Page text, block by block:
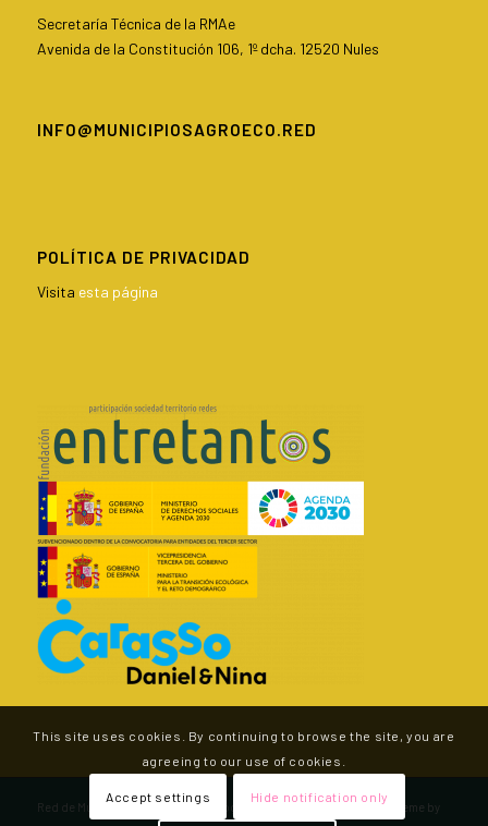
Secretaría Técnica de la RMAe
Avenida de la Constitución 106, 1º dcha. 12520 Nules
INFO@MUNICIPIOSAGROECO.RED
POLÍTICA DE PRIVACIDAD
Visita esta página
Red de Municipios por la Agroecología - v.2.0 - Enfold WordPress Theme by
This site uses cookies. By continuing to browse the site, you are
agreeing to our use of cookies.
Accept settings Hide notification only